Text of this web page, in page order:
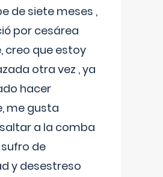
de siete meses ,
por cesárea
creo que estoy
otra vez , ya
hacer
me gusta
a la comba
sufro de
y desestreso